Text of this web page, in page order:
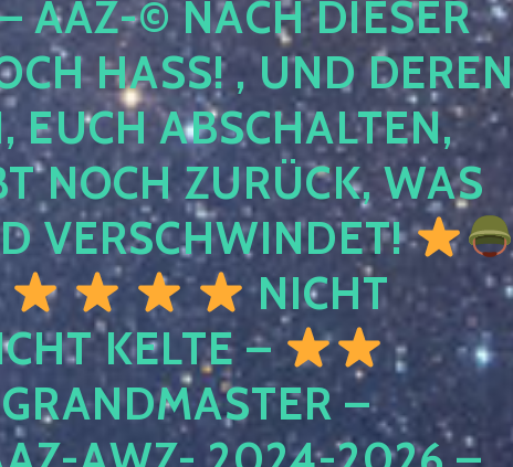
© NACH DIESER NA
HASS! , UND DEREN KI
ABSCHALTEN, EH
ZURÜCK, WAS AU
NICHT
KELTE –
– S